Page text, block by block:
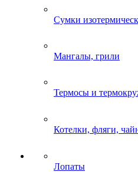
Сумки
Мангалы, грили
Термосы и
Котелки, фляги,
Лопаты